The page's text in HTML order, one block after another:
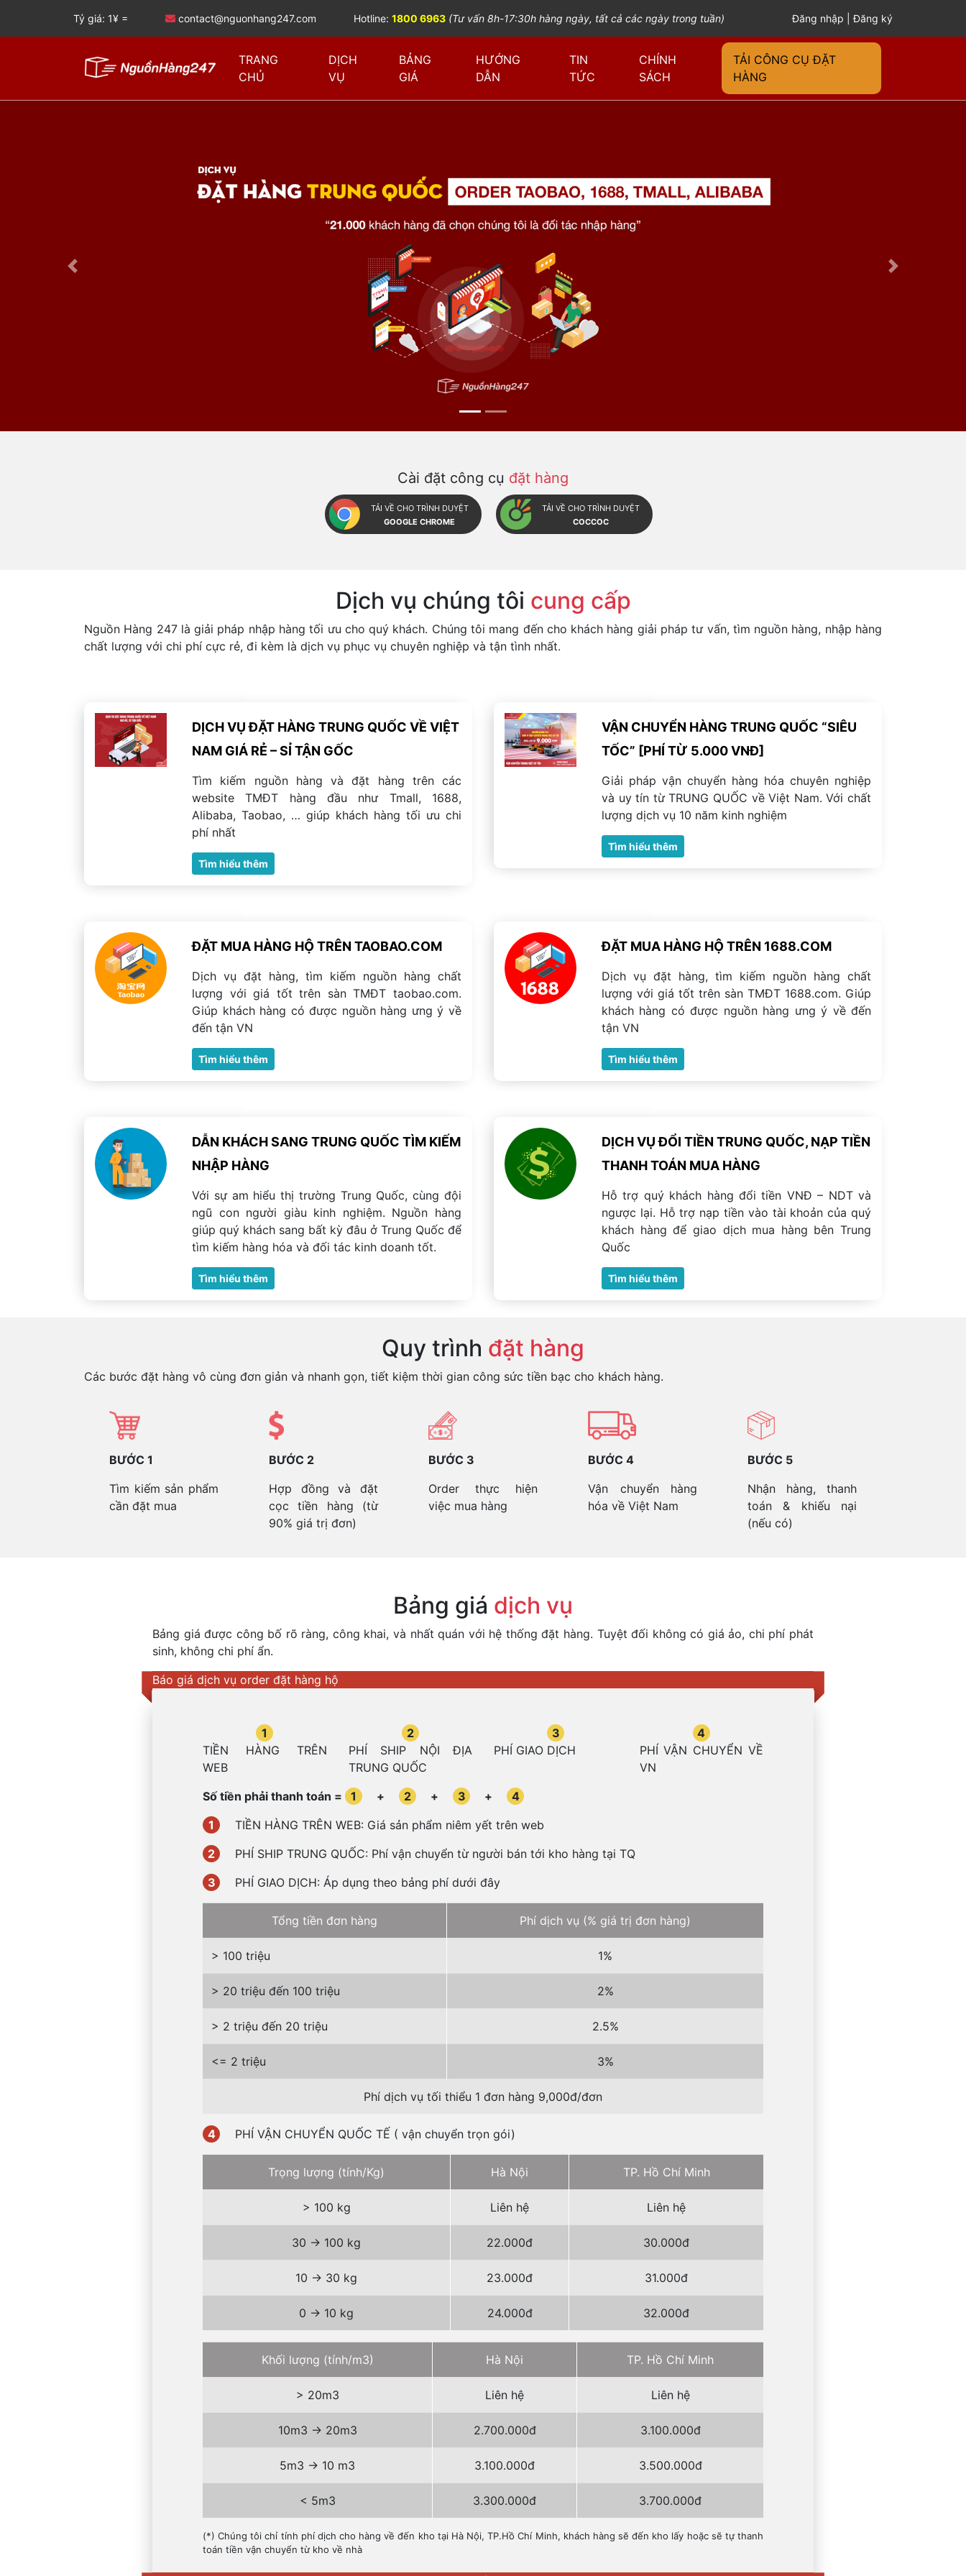
Tỷ giá: 1¥ = contact@nguonhang247.com Hotline: 1800 6963 (Tư vấn 8h-17:30h hàng ngày, tất cả các ngày trong tuần) Đăng nhập |Đăng ký
TRANG
CHỦ
DỊCH
VỤ
BẢNG
GIÁ
HƯỚNG
DẪN
TIN
TỨC
CHÍNH
SÁCH
TẢI CÔNG CỤ ĐẶT
HÀNG
Previous Next
Cài đặt công cụ đặt hàng
TẢI VỀ CHO TRÌNH DUYỆT
GOOGLE CHROME
TẢI VỀ CHO TRÌNH DUYỆT
COCCOC
Dịch vụ chúng tôi cung cấp
Nguồn Hàng 247 là giải pháp nhập hàng tối ưu cho quý khách. Chúng tôi mang đến cho khách hàng giải pháp tư vấn, tìm nguồn hàng, nhập hàng
chất lượng với chi phí cực rẻ, đi kèm là dịch vụ phục vụ chuyên nghiệp và tận tình nhất.
DỊCH VỤ ĐẶT HÀNG TRUNG QUỐC VỀ VIỆT
NAM GIÁ RẺ – SỈ TẬN GỐC
Tìm kiếm nguồn hàng và đặt hàng trên các
website TMĐT hàng đầu như Tmall, 1688,
Alibaba, Taobao, … giúp khách hàng tối ưu chi
phí nhất
Tìm hiểu thêm
VẬN CHUYỂN HÀNG TRUNG QUỐC “SIÊU
TỐC” [PHÍ TỪ 5.000 VNĐ]
Giải pháp vận chuyển hàng hóa chuyên nghiệp
và uy tín từ TRUNG QUỐC về Việt Nam. Với chất
lượng dịch vụ 10 năm kinh nghiệm
Tìm hiểu thêm
ĐẶT MUA HÀNG HỘ TRÊN TAOBAO.COM
Dịch vụ đặt hàng, tìm kiếm nguồn hàng chất
lượng với giá tốt trên sàn TMĐT taobao.com.
Giúp khách hàng có được nguồn hàng ưng ý về
đến tận VN
Tìm hiểu thêm
ĐẶT MUA HÀNG HỘ TRÊN 1688.COM
Dịch vụ đặt hàng, tìm kiếm nguồn hàng chất
lượng với giá tốt trên sàn TMĐT 1688.com. Giúp
khách hàng có được nguồn hàng ưng ý về đến
tận VN
Tìm hiểu thêm
DẪN KHÁCH SANG TRUNG QUỐC TÌM KIẾM
NHẬP HÀNG
Với sự am hiểu thị trường Trung Quốc, cùng đội
ngũ con người giàu kinh nghiệm. Nguồn hàng
giúp quý khách sang bất kỳ đâu ở Trung Quốc để
tìm kiếm hàng hóa và đối tác kinh doanh tốt.
Tìm hiểu thêm
DỊCH VỤ ĐỔI TIỀN TRUNG QUỐC, NẠP TIỀN
THANH TOÁN MUA HÀNG
Hỗ trợ quý khách hàng đổi tiền VNĐ – NDT và
ngược lại. Hỗ trợ nạp tiền vào tài khoản của quý
khách hàng để giao dịch mua hàng bên Trung
Quốc
Tìm hiểu thêm
Quy trình đặt hàng
Các bước đặt hàng vô cùng đơn giản và nhanh gọn, tiết kiệm thời gian công sức tiền bạc cho khách hàng.
BƯỚC 1
Tìm kiếm sản phẩm
cần đặt mua
BƯỚC 2
Hợp đồng và đặt
cọc tiền hàng (từ
90% giá trị đơn)
BƯỚC 3
Order thực hiện
việc mua hàng
BƯỚC 4
Vận chuyển hàng
hóa về Việt Nam
BƯỚC 5
Nhận hàng, thanh
toán & khiếu nại
(nếu có)
Bảng giá dịch vụ
Bảng giá được công bố rõ ràng, công khai, và nhất quán với hệ thống đặt hàng. Tuyệt đối không có giá ảo, chi phí phát
sinh, không chi phí ẩn.
Báo giá dịch vụ order đặt hàng hộ
1
TIỀN HÀNG TRÊN
WEB
2
PHÍ SHIP NỘI ĐỊA
TRUNG QUỐC
3
PHÍ GIAO DỊCH
4
PHÍ VẬN CHUYỂN VỀ
VN
Số tiền phải thanh toán =
1 + 2 + 3 +
4
1
TIỀN HÀNG TRÊN WEB: Giá sản phẩm niêm yết trên web
2
PHÍ SHIP TRUNG QUỐC: Phí vận chuyển từ người bán tới kho hàng tại TQ
3
PHÍ GIAO DỊCH: Áp dụng theo bảng phí dưới đây
Tổng tiền đơn hàng Phí dịch vụ (% giá trị đơn hàng)
> 100 triệu 1%
> 20 triệu đến 100 triệu 2%
> 2 triệu đến 20 triệu 2.5%
<= 2 triệu 3%
Phí dịch vụ tối thiểu 1 đơn hàng 9,000đ/đơn
4 PHÍ VẬN CHUYỂN QUỐC TẾ ( vận chuyển trọn gói)
Trọng lượng (tính/Kg) Hà Nội TP. Hồ Chí Minh
> 100 kg Liên hệ Liên hệ
30 -> 100 kg 22.000đ 30.000đ
10 -> 30 kg 23.000đ 31.000đ
0 -> 10 kg 24.000đ 32.000đ
Khối lượng (tính/m3) Hà Nội TP. Hồ Chí Minh
> 20m3 Liên hệ Liên hệ
10m3 -> 20m3 2.700.000đ 3.100.000đ
5m3 -> 10 m3 3.100.000đ 3.500.000đ
< 5m3 3.300.000đ 3.700.000đ
(*) Chúng tôi chỉ tính phí dịch cho hàng về đến kho tại Hà Nội, TP.Hồ Chí Minh, khách hàng sẽ đến kho lấy hoặc sẽ tự thanh
toán tiền vận chuyển từ kho về nhà